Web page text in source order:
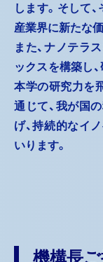
します。そして
産業界に新たな
また、ナノテラ
ックスを構築し
本学の研究力を
通じて、我が国
げ、持続的なイ
いります。
機構長